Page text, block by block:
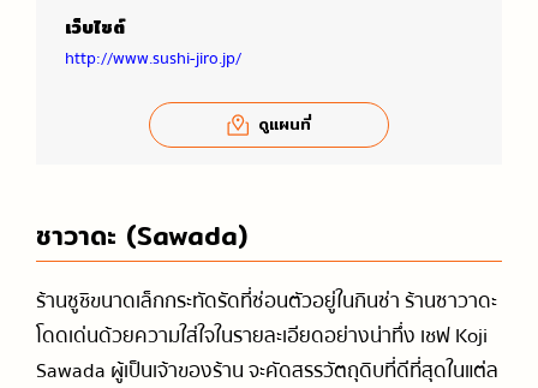
เว็บไซต์
http://www.sushi-jiro.jp/
ดูแผนที่
ซาวาดะ (Sawada)
ร้านซูชิขนาดเล็กกระทัดรัดที่ซ่อนตัวอยู่ในกินซ่า ร้านซาวาดะ
โดดเด่นด้วยความใส่ใจในรายละเอียดอย่างน่าทึ่ง เชฟ Koji
Sawada ผู้เป็นเจ้าของร้าน จะคัดสรรวัตถุดิบที่ดีที่สุดในแต่ล